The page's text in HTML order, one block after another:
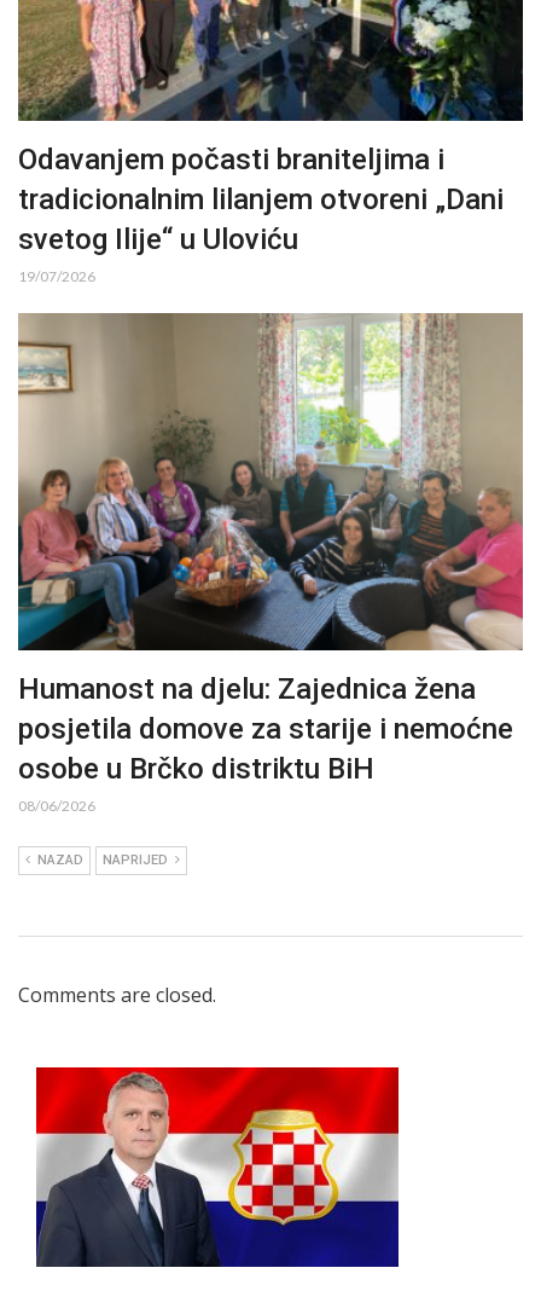
Odavanjem počasti braniteljima i
tradicionalnim lilanjem otvoreni „Dani
svetog Ilije“ u Uloviću
19/07/2026
Humanost na djelu: Zajednica žena
posjetila domove za starije i nemoćne
osobe u Brčko distriktu BiH
08/06/2026
NAZAD NAPRIJED
Comments are closed.